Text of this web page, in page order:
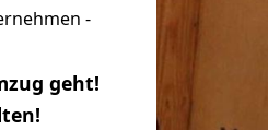
-
geht!